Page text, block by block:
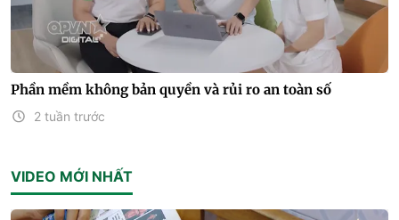
Phần mềm không bản quyền và rủi ro an toàn số
2 tuần trước
VIDEO MỚI NHẤT